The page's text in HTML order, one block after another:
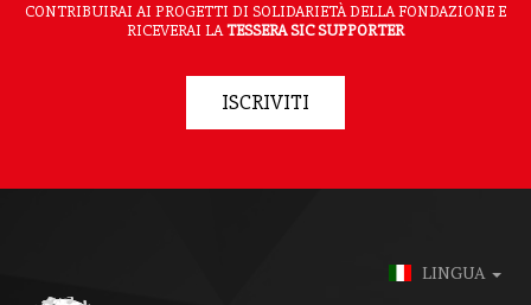
CONTRIBUIRAI AI PROGETTI DI SOLIDARIETÀ DELLA FONDAZIONE E
RICEVERAI LATESSERA SIC SUPPORTER
ISCRIVITI
LINGUA